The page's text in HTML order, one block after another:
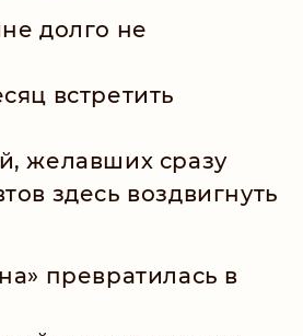
долго не
встретить
желавших сразу
здесь воздвигнуть
превратилась в